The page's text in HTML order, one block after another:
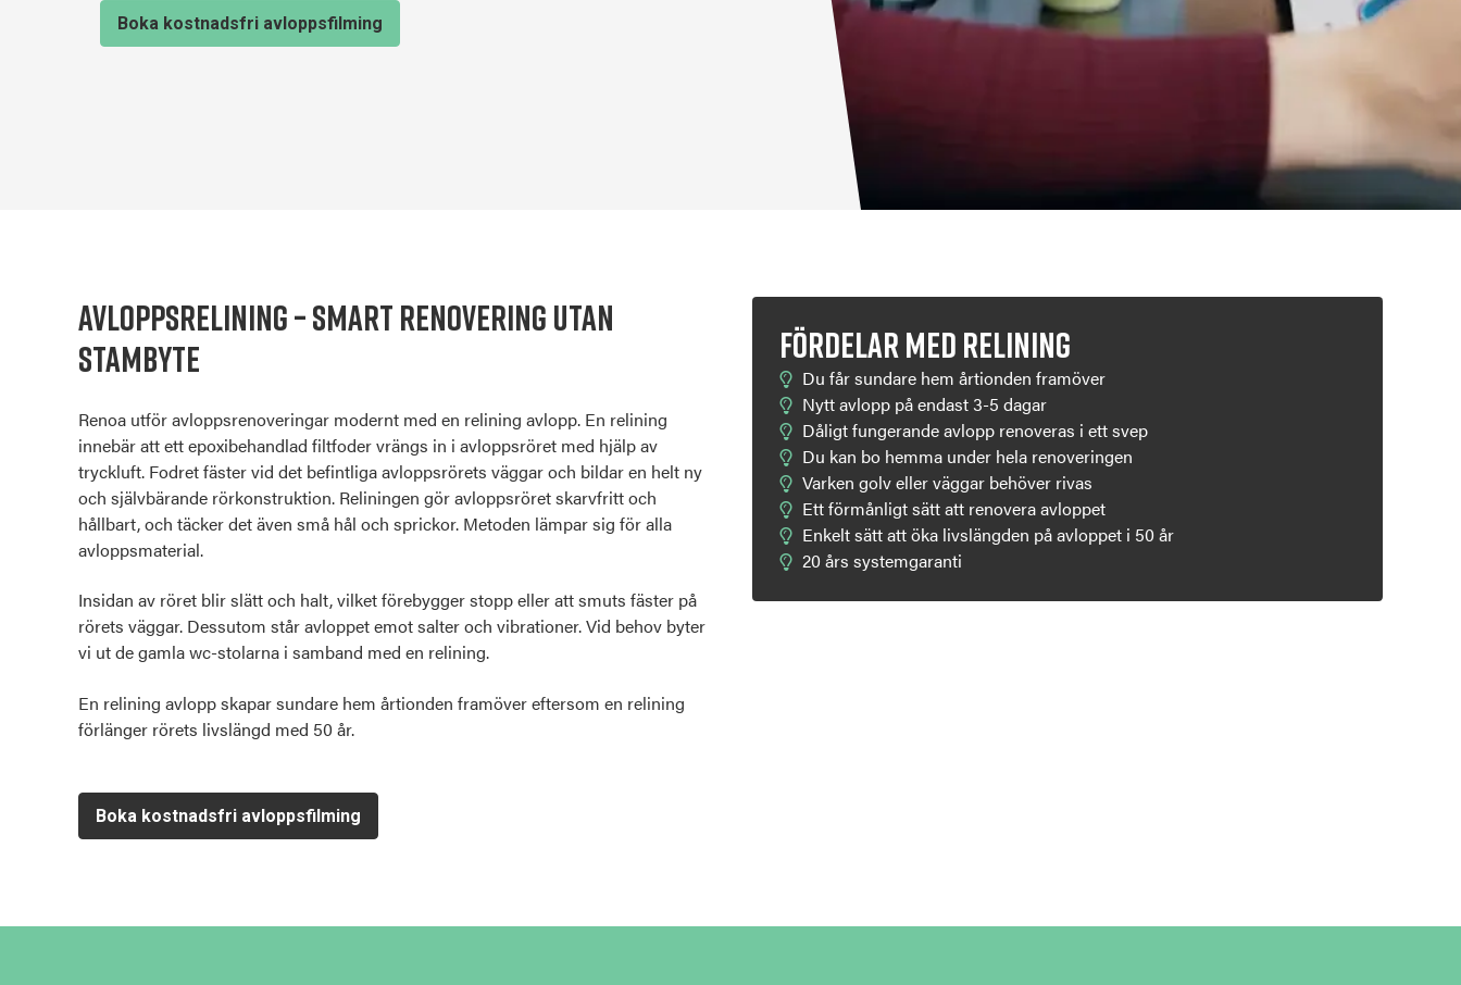
Boka kostnadsfri avloppsfilming
Avloppsrelining– Smart renovering utan
stambyte
Renoa utför avloppsrenoveringar modernt med en relining avlopp. En relining
innebär att ett epoxibehandlad filtfoder vrängs in i avloppsröret med hjälp av
tryckluft. Fodret fäster vid det befintliga avloppsrörets väggar och bildar en helt ny
och självbärande rörkonstruktion. Reliningen gör avloppsröret skarvfritt och
hållbart, och täcker det även små hål och sprickor. Metoden lämpar sig för alla
avloppsmaterial.
Insidan av röret blir slätt och halt, vilket förebygger stopp eller att smuts fäster på
rörets väggar. Dessutom står avloppet emot salter och vibrationer. Vid behov byter
vi ut de gamla wc-stolarna i samband med en relining.
En relining avloppskapar sundare hem årtionden framöver eftersom en relining
förlänger rörets livslängd med 50 år.
Boka kostnadsfri avloppsfilming
FÖRDELAR MED RELINING
Du får sundare hem årtionden framöver
Nytt avlopp på endast 3-5 dagar
Dåligt fungerande avlopp renoveras i ett svep
Du kan bo hemma under hela renoveringen
Varken golv eller väggar behöver rivas
Ett förmånligt sätt att renovera avloppet
Enkelt sätt att öka livslängden på avloppet i 50 år
20 års systemgaranti